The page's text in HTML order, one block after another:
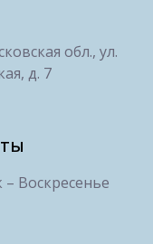
Воскресенье
обл., ул.
д. 7